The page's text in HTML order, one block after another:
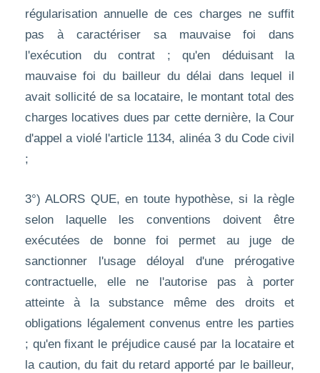
régularisation annuelle de ces charges ne suffit
pas à caractériser sa mauvaise foi dans
l'exécution du contrat ; qu'en déduisant la
mauvaise foi du bailleur du délai dans lequel il
avait sollicité de sa locataire, le montant total des
charges locatives dues par cette dernière, la Cour
d'appel a violé l'article 1134, alinéa 3 du Code civil
;
3°) ALORS QUE, en toute hypothèse, si la règle
selon laquelle les conventions doivent être
exécutées de bonne foi permet au juge de
sanctionner l'usage déloyal d'une prérogative
contractuelle, elle ne l'autorise pas à porter
atteinte à la substance même des droits et
obligations légalement convenus entre les parties
; qu'en fixant le préjudice causé par la locataire et
la caution, du fait du retard apporté par le bailleur,